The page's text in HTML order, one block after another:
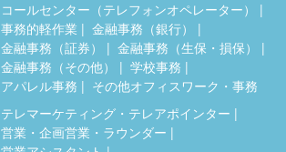
コールセンター（テレフォンオペレーター）
事務的軽作業
金融事務（銀行）
金融事務（証券）
金融事務（生保・損保）
金融事務（その他）
学校事務
アパレル事務
その他オフィスワーク・事務
テレマーケティング・テレアポインター
営業・企画営業・ラウンダー